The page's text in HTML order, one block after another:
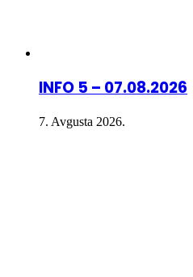
INFO 5 – 07.08.2026
7. Avgusta 2026.